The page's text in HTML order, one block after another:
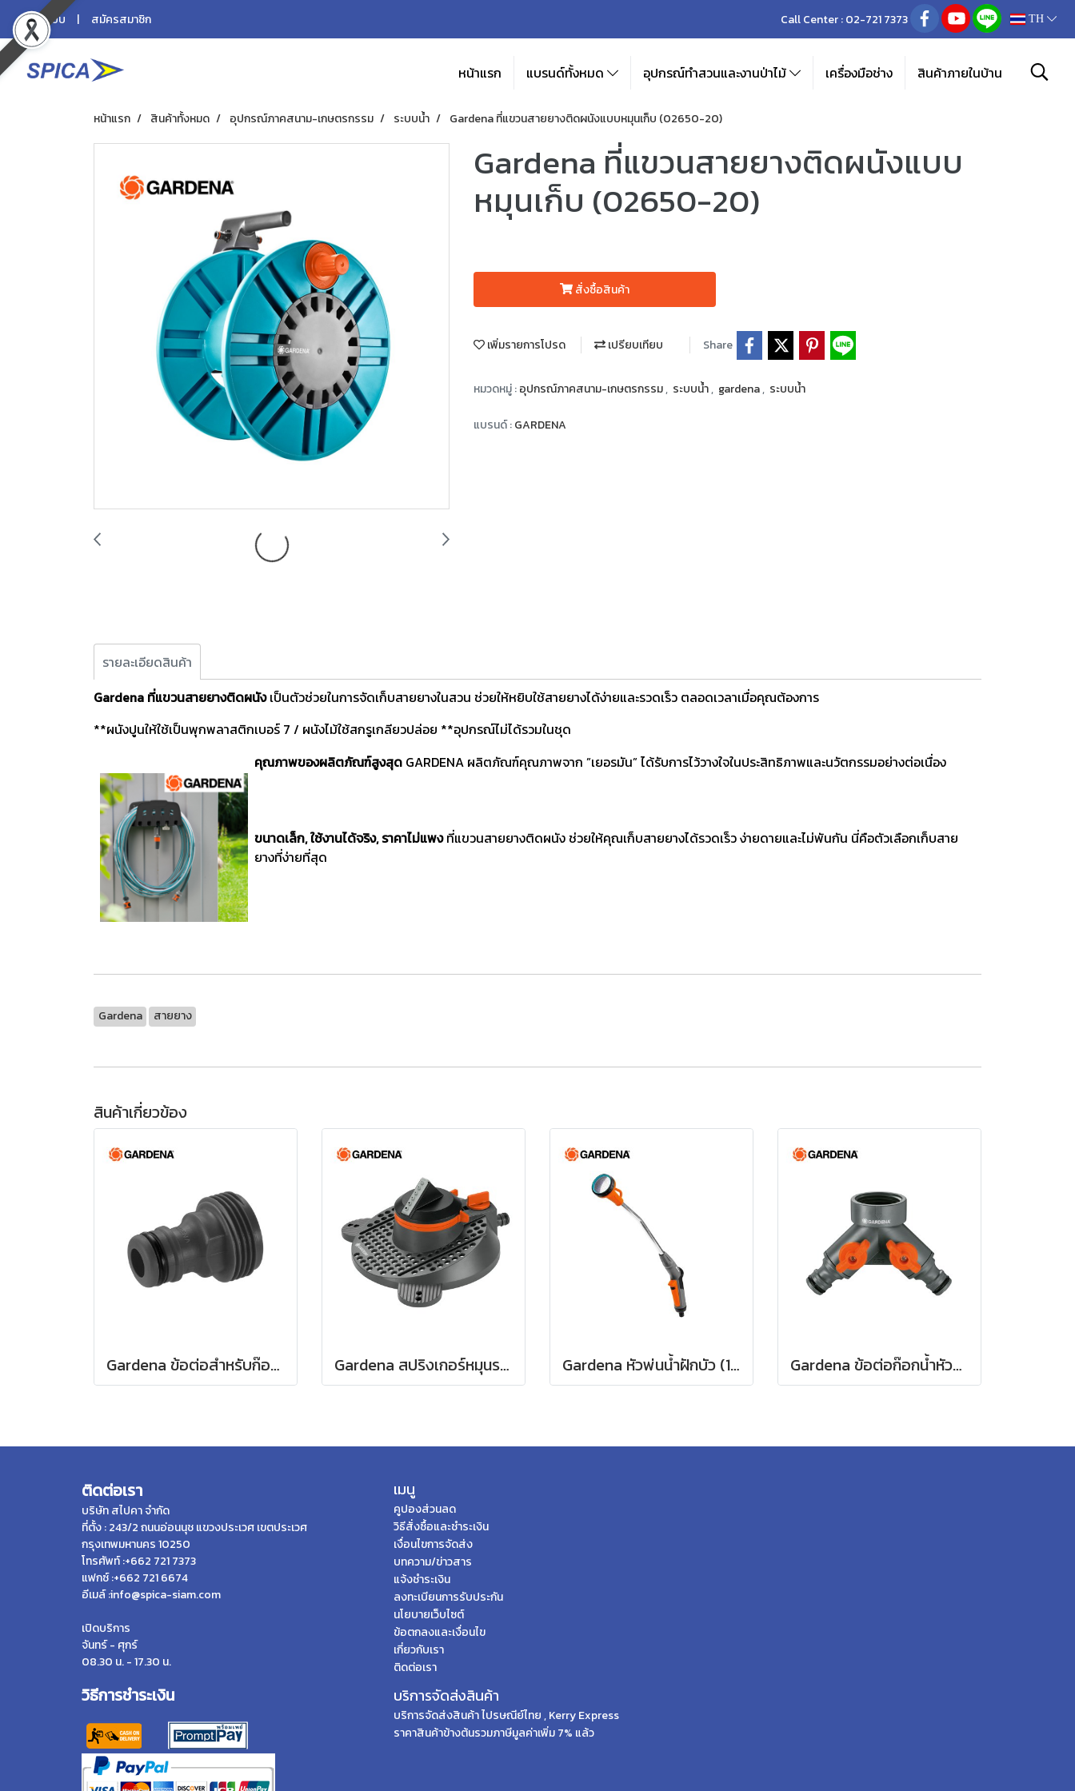
เข้าสู่ระบบ สมัครสมาชิก Call Center :02-721 7373 TH
หน้าแรก แบรนด์ทั้งหมด อุปกรณ์ทำสวนและงานป่าไม้ เครื่องมือช่าง สินค้าภายในบ้าน
หน้าแรก สินค้าทั้งหมด อุปกรณ์ภาคสนาม-เกษตรกรรม ระบบน้ำ Gardena ที่แขวนสายยางติดผนังแบบหมุนเก็บ (02650-20)
Gardena ที่แขวนสายยางติดผนังแบบ
หมุนเก็บ (02650-20)
สั่งซื้อสินค้า
เพิ่มรายการโปรด เปรียบเทียบ Share
หมวดหมู่ :อุปกรณ์ภาคสนาม-เกษตรกรรม, ระบบน้ำ, gardena, ระบบน้ำ
แบรนด์ :GARDENA
รายละเอียดสินค้า
Gardena ที่แขวนสายยางติดผนังเป็นตัวช่วยในการจัดเก็บสายยางในสวน ช่วยให้หยิบใช้สายยางได้ง่ายและรวดเร็ว ตลอดเวลาเมื่อคุณต้องการ
**ผนังปูนให้ใช้เป็นพุกพลาสติกเบอร์ 7 / ผนังไม้ใช้สกรูเกลียวปล่อย **อุปกรณ์ไม่ได้รวมในชุด
คุณภาพของผลิตภัณฑ์สูงสุด GARDENA ผลิตภัณฑ์คุณภาพจาก ”เยอรมัน” ได้รับการไว้วางใจในประสิทธิภาพและนวัตกรรมอย่างต่อเนื่อง
ขนาดเล็ก, ใช้งานได้จริง, ราคาไม่แพงที่แขวนสายยางติดผนัง ช่วยให้คุณเก็บสายยางได้รวดเร็ว ง่ายดายและไม่พันกัน นี่คือตัวเลือกเก็บสาย
ยางที่ง่ายที่สุด
Gardena สายยาง
สินค้าเกี่ยวข้อง
Gardena ข้อต่อสำหรับก๊อกน้ำ ขนาด 3/4" (26.5 มม.) (00921-50) Gardena สปริงเกอร์หมุนรอบแบบปรับได้ Tango (02065-20) Gardena หัวพ่นน้ำฝักบัว (18330-20) Gardena ข้อต่อก๊อกน้ำหัวแยกสองทาง 26.5 มม. (3/4") (00938-20)
ติดต่อเรา
บริษัท สไปคา จำกัด
ที่ตั้ง : 243/2 ถนนอ่อนนุช แขวงประเวศ เขตประเวศ
กรุงเทพมหานคร 10250
โทรศัพท์ :+662 721 7373
แฟกซ์ :+662 721 6674
อีเมล์ :info@spica-siam.com
เปิดบริการ
จันทร์ - ศุกร์
08.30 น. - 17.30 น.
วิธีการชำระเงิน
เมนู
คูปองส่วนลด
วิธีสั่งซื้อและชำระเงิน
เงื่อนไขการจัดส่ง
บทความ/ข่าวสาร
แจ้งชำระเงิน
ลงทะเบียนการรับประกัน
นโยบายเว็บไซต์
ข้อตกลงและเงื่อนไข
เกี่ยวกับเรา
ติดต่อเรา
บริการจัดส่งสินค้า
บริการจัดส่งสินค้า ไปรษณีย์ไทย , Kerry Express
ราคาสินค้าข้างต้นรวมภาษีมูลค่าเพิ่ม 7% แล้ว